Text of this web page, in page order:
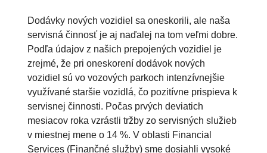
Dodávky nových vozidiel sa oneskorili, ale naša
servisná činnosť je aj naďalej na tom veľmi dobre.
Podľa údajov z našich prepojených vozidiel je
zrejmé, že pri oneskorení dodávok nových
vozidiel sú vo vozových parkoch intenzívnejšie
využívané staršie vozidlá, čo pozitívne prispieva k
servisnej činnosti. Počas prvých deviatich
mesiacov roka vzrástli tržby zo servisných služieb
v miestnej mene o 14 %. V oblasti Financial
Services (Finančné služby) sme dosiahli vysoké